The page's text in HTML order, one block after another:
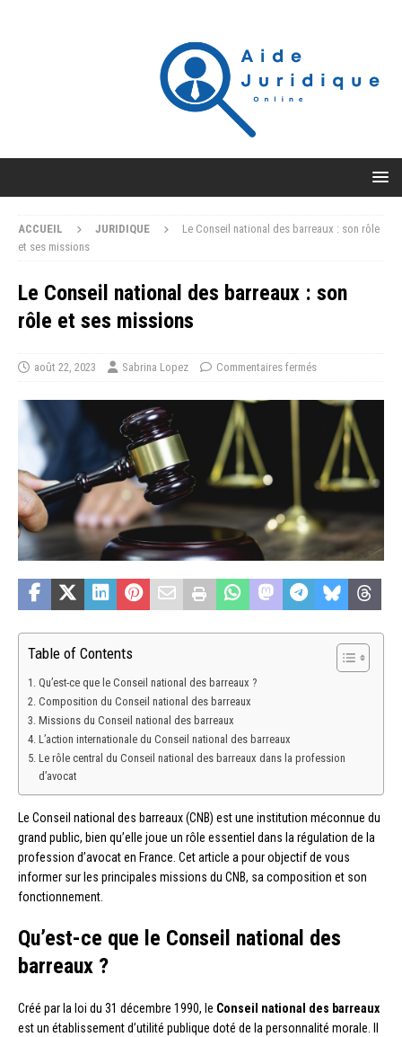
ACCUEIL JURIDIQUE
Le Conseil national des barreaux : son rôle
et ses missions
Le Conseil national des barreaux : son
rôle et ses missions
août 22, 2023 Sabrina Lopez Commentaires fermés
Table of Contents
Qu’est-ce que le Conseil national des barreaux ?
Composition du Conseil national des barreaux
Missions du Conseil national des barreaux
L’action internationale du Conseil national des barreaux
Le rôle central du Conseil national des barreaux dans la profession
d’avocat
Le Conseil national des barreaux (CNB) est une institution méconnue du
grand public, bien qu’elle joue un rôle essentiel dans la régulation de la
profession d’avocat en France. Cet article a pour objectif de vous
informer sur les principales missions du CNB, sa composition et son
fonctionnement.
Qu’est-ce que le Conseil national des
barreaux ?
Créé par la loi du 31 décembre 1990, le Conseil national des barreaux
est un établissement d’utilité publique doté de la personnalité morale. Il